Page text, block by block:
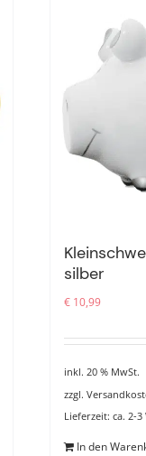
silber
€ 10,99
inkl. 20 % MwSt.
zzgl.
Lieferzeit: ca. 2-3
In den